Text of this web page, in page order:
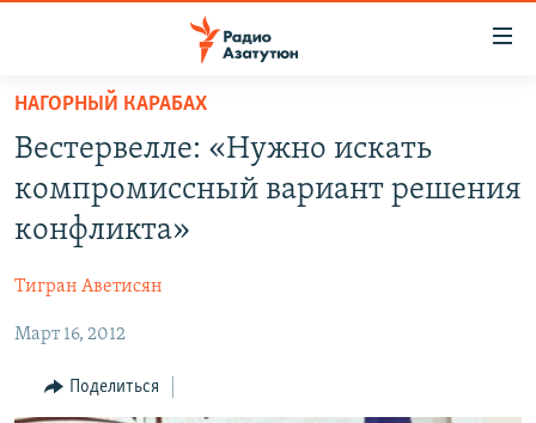
Перейти
основному
содержанию
Перейти
основной
навигации
Перейти
поиску
НОВОСТИ
ПОЛИТИКА
ЭКОНОМИКА
РЕГИОН
НАГОРНЫЙ КАРАБАХ
НАГОРНЫЙ КАРАБАХ
Вестервелле: «Нужно искать
компромиссный вариант решения
конфликта»
Тигран Аветисян
Март 16, 2012
Поделиться